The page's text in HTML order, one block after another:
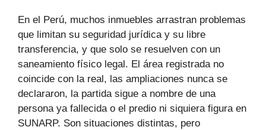
En el Perú, muchos inmuebles arrastran problemas
que limitan su seguridad jurídica y su libre
transferencia, y que solo se resuelven con un
saneamiento físico legal. El área registrada no
coincide con la real, las ampliaciones nunca se
declararon, la partida sigue a nombre de una
persona ya fallecida o el predio ni siquiera figura en
SUNARP. Son situaciones distintas, pero